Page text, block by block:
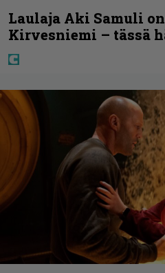
Laulaja Aki Samuli
Kirvesniemi – tässä